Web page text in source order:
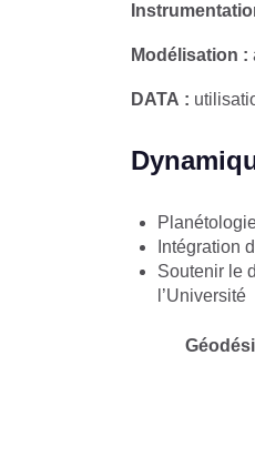
Modélisation :
DATA :
​Intégration
Soutenir le
l’Université